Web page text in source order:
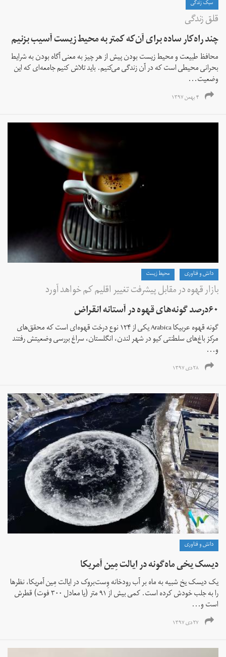
سبک زندگی
قلق زندگی
چند راه‌کار ساده برای آن‌که کمتر به محیط زیست آسیب بزنیم
محافظ طبیعت و محیط زیست بودن پیش از هر چیز به معنی آگاه بودن به شرایط
بحرانی محیطی است که در آن زندگی می‌کنیم. باید تلاش کنیم جامعه‌ای که این
وضعیت...
۴ بهمن ۱۳۹۷
دانش و فناوری محیط زیست
بازار قهوه در مقابل پیشرفت تغییر اقلیم کم خواهد آورد
۶۰درصد گونه‌های قهوه در آستانه انقراض
گونه قهوه عربیکا Arabica یکی از ۱۲۴ نوع درخت قهوه‌ای است که محقق‌های
مرکز باغ‌های سلطنتی کیو در شهر لندن، انگلستان، سراغ بررسی وضعیتش رفتند
و...
۲۸ دی ۱۳۹۷
دانش و فناوری
دیسک یخی ماه‌گونه در ایالت مِین آمریکا
یک دیسک‌ یخ شبیه به ماه بر آب رودخانه وِست‌بروک در ایالت مِین آمریکا، نظرها
را به جلب خودش کرده است. کمی بیش از ۹۱ متر (یا معادل ۳۰۰ فوت) قطرش
است و...
۲۷ دی ۱۳۹۷